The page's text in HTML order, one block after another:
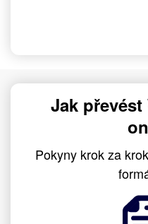
Jak
Pokyny krok za